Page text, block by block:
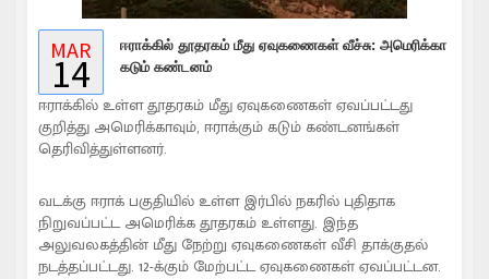
MAR
14
ஈராக்கில் தூதரகம் மீது ஏவுகணைகள் வீச்சு: அமெரிக்கா
கடும் கண்டனம்
ஈராக்கில் உள்ள தூதரகம் மீது ஏவுகணைகள் ஏவப்பட்டது
குறித்து அமெரிக்காவும், ஈராக்கும் கடும் கண்டனங்கள்
தெரிவித்துள்ளனர்.
வடக்கு ஈராக் பகுதியில் உள்ள இர்பில் நகரில் புதிதாக
நிறுவப்பட்ட அமெரிக்க தூதரகம் உள்ளது. இந்த
அலுவலகத்தின் மீது நேற்று ஏவுகணைகள் வீசி தாக்குதல்
நடத்தப்பட்டது. 12-க்கும் மேற்பட்ட ஏவுகணைகள் ஏவப்பட்டன.